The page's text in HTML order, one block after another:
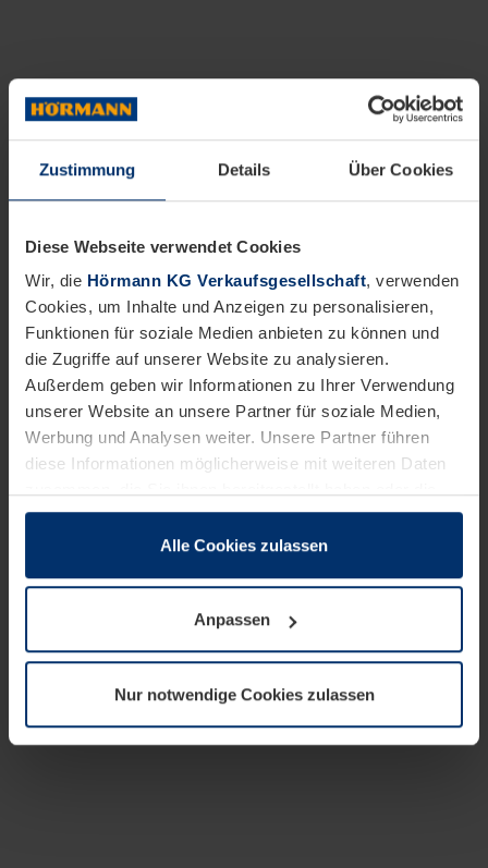
Zustimmung Details Über Cookies
Diese Webseite verwendet Cookies
Wir, die Hörmann KG Verkaufsgesellschaft, verwenden
Cookies, um Inhalte und Anzeigen zu personalisieren,
Funktionen für soziale Medien anbieten zu können und
die Zugriffe auf unserer Website zu analysieren.
Außerdem geben wir Informationen zu Ihrer Verwendung
unserer Website an unsere Partner für soziale Medien,
Werbung und Analysen weiter. Unsere Partner führen
diese Informationen möglicherweise mit weiteren Daten
sie im Rahmen Ihrer Nutzung der Dienste gesammelt
wenn diese für den Betrieb dieser Seite unbedingt
notwendig sind. Für alle anderen Cookie-Typen benötigen
wir Ihre Erlaubnis. Ihre Einwilligung können Sie jederzeit
Datenschutzerklärungunserer Website ändern oder
widerrufen.
Alle Cookies zulassen
Anpassen
Nur notwendige Cookies zulassen